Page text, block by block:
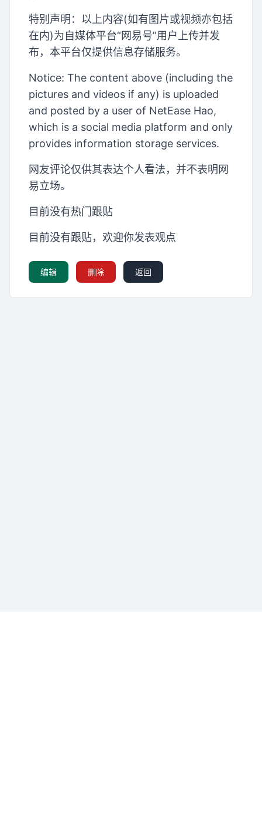
特别声明：以上内容(如有图片或视频亦包括
在内)为自媒体平台“网易号”用户上传并发
布，本平台仅提供信息存储服务。
Notice: The content above (including the
pictures and videos if any) is uploaded
and posted by a user of NetEase Hao,
which is a social media platform and only
provides information storage services.
网友评论仅供其表达个人看法，并不表明网
易立场。
目前没有热门跟贴
目前没有跟贴，欢迎你发表观点
编辑 删除 返回